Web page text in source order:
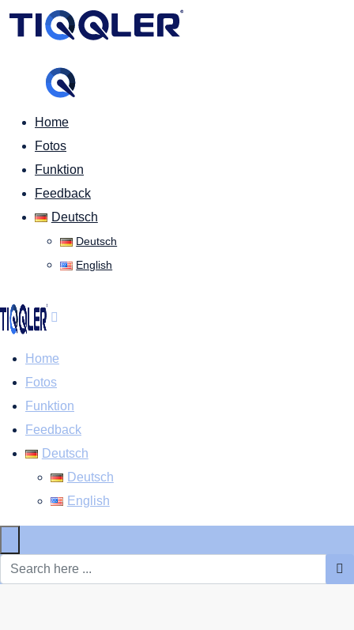
Home
Fotos
Funktion
Feedback
Deutsch
Deutsch
English
Home
Fotos
Funktion
Feedback
Deutsch
Deutsch
English